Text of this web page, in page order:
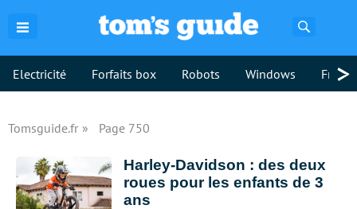
Electricité Forfaits box Robots Windows >
Tomsguide.fr Page 750
Harley-Davidson : des deux
roues pour les enfants de 3
ans